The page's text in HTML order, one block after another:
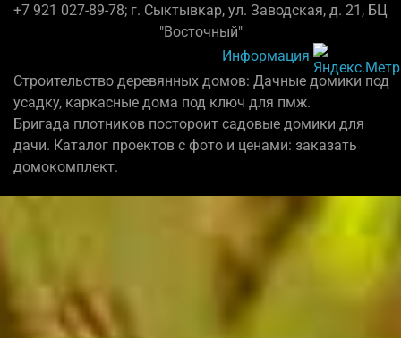
+7 921 027-89-78; г. Сыктывкар, ул. Заводская, д. 21, БЦ
"Восточный"
Информация
Строительство деревянных домов: Дачные домики под
усадку, каркасные дома под ключ для пмж.
Бригада плотников постороит садовые домики для
дачи. Каталог проектов с фото и ценами: заказать
домокомплект.